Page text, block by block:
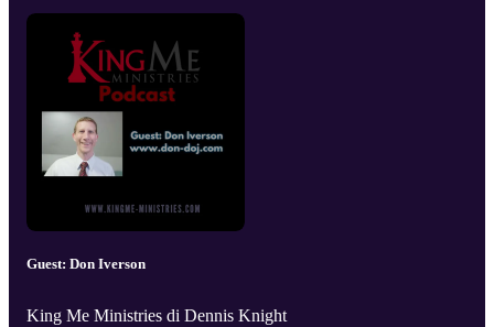
Guest: Don Iverson
King Me Ministries di Dennis Knight